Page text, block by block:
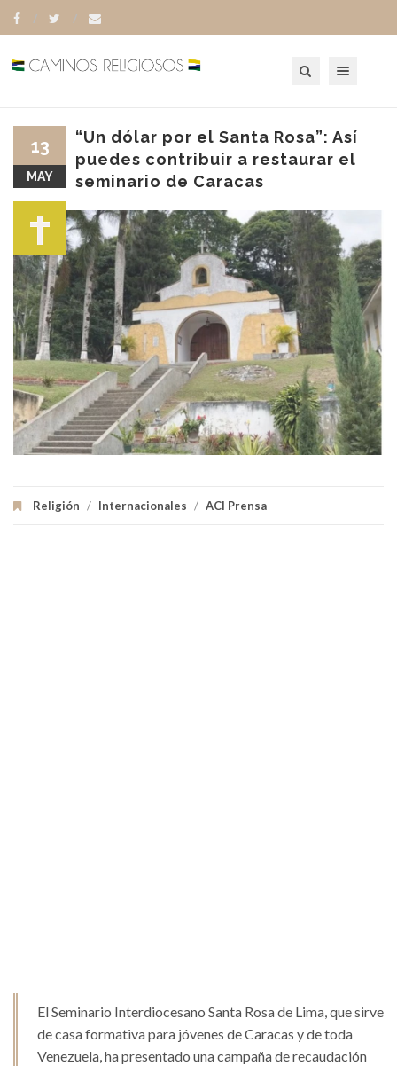
“Un dólar por el Santa Rosa”: Así
puedes contribuir a restaurar el
seminario de Caracas
Religión / Internacionales / ACI Prensa
13
MAY
El Seminario Interdiocesano Santa Rosa de Lima, que sirve
de casa formativa para jóvenes de Caracas y de toda
Venezuela, ha presentado una campaña de recaudación